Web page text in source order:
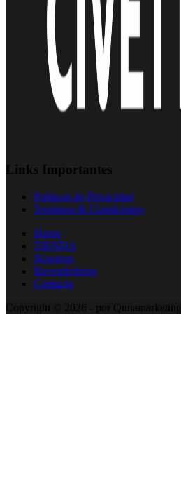
Links Importantes
Políticas de Privacidad
Terminos & Condiciones
Home
TIENDA
Nosotros
Revendedores
Contacto
Copyright © 2026 - por Qunamarketing